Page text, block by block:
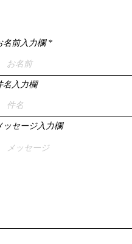
名前入力欄
名入力欄
ッセージ入力欄